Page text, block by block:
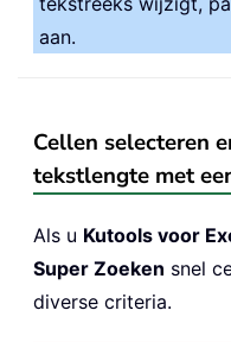
aan.
Cellen selecteren
tekstlengte met
Als u Kutools voor
Super Zoeken snel
diverse criteria.